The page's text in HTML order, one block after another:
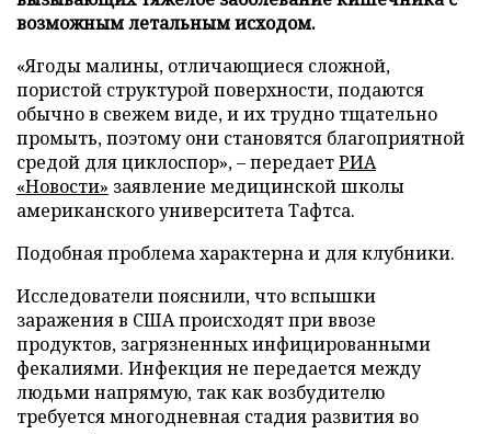
возможным летальным исходом.
«Ягоды малины, отличающиеся сложной,
пористой структурой поверхности, подаются
обычно в свежем виде, и их трудно тщательно
промыть, поэтому они становятся благоприятной
средой для циклоспор», – передаетРИА
«Новости» заявление медицинской школы
американского университета Тафтса.
Подобная проблема характерна и для клубники.
Исследователи пояснили, что вспышки
заражения в США происходят при ввозе
продуктов, загрязненных инфицированными
фекалиями. Инфекция не передается между
людьми напрямую, так как возбудителю
требуется многодневная стадия развития во